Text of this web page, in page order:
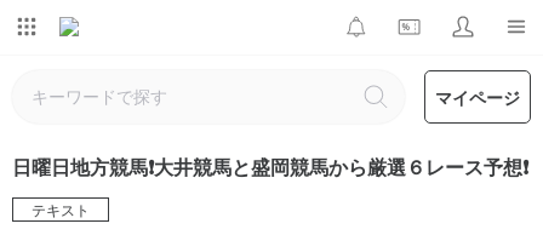
マイページ
日曜日地方競馬❗️大井競馬と盛岡競馬から厳選６レース予想❗️
テキスト